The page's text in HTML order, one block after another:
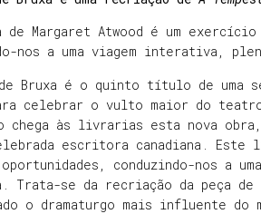
de Margaret Atwood é um
nos a uma viagem interativa,
de Bruxa é o quinto título de uma
celebrar o vulto maior do
às livrarias esta nova obra,
escritora canadiana.
oportunidades, conduzindo-nos a
Trata-se da recriação da peça de
o dramaturgo mais influente do